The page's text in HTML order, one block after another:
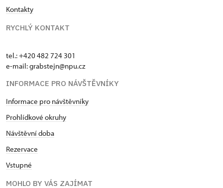
Kontakty
RYCHLÝ KONTAKT
tel.: +420 482 724 301
e-mail: grabstejn@npu.cz
INFORMACE PRO NÁVŠTĚVNÍKY
Informace pro návštěvníky
Prohlídkové okruhy
Návštěvní doba
Rezervace
Vstupné
MOHLO BY VÁS ZAJÍMAT